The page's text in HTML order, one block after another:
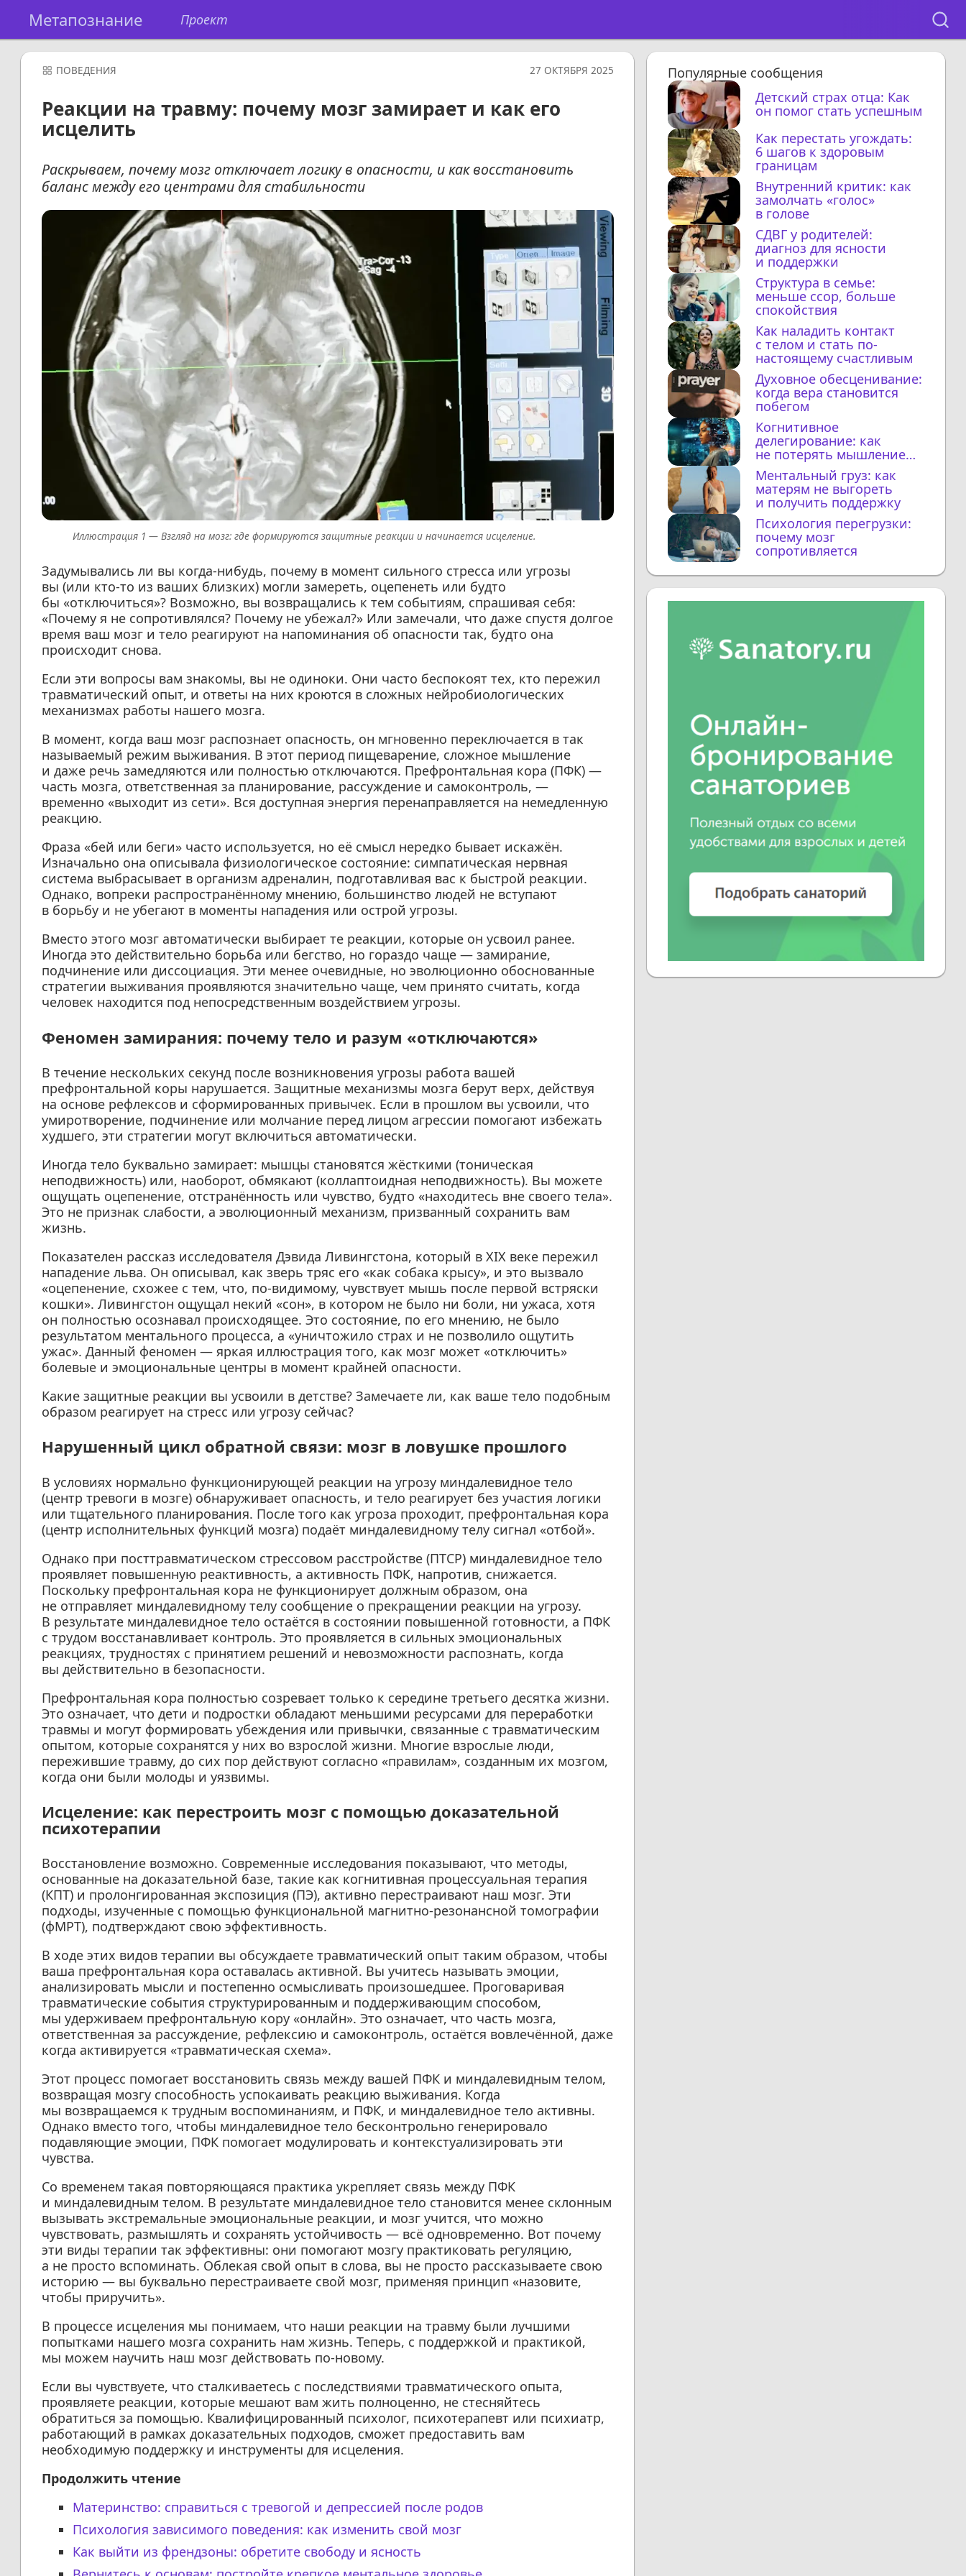
Метапознание Проект
ПОВЕДЕНИЯ 27 ОКТЯБРЯ 2025
Реакции на травму: почему мозг замирает и как его
исцелить
Раскрываем, почему мозг отключает логику в опасности, и как восстановить
баланс между его центрами для стабильности
Взгляд на мозг: где формируются защитные реакции и начинается исцеление.
Задумывались ли вы когда-нибудь, почему в момент сильного стресса или угрозы
вы (или кто-то из ваших близких) могли замереть, оцепенеть или будто
бы «отключиться»? Возможно, вы возвращались к тем событиям, спрашивая себя:
«Почему я не сопротивлялся? Почему не убежал?» Или замечали, что даже спустя долгое
время ваш мозг и тело реагируют на напоминания об опасности так, будто она
происходит снова.
Если эти вопросы вам знакомы, вы не одиноки. Они часто беспокоят тех, кто пережил
травматический опыт, и ответы на них кроются в сложных нейробиологических
механизмах работы нашего мозга.
В момент, когда ваш мозг распознает опасность, он мгновенно переключается в так
называемый режим выживания. В этот период пищеварение, сложное мышление
и даже речь замедляются или полностью отключаются. Префронтальная кора (ПФК) —
часть мозга, ответственная за планирование, рассуждение и самоконтроль, —
временно «выходит из сети». Вся доступная энергия перенаправляется на немедленную
реакцию.
Фраза «бей или беги» часто используется, но её смысл нередко бывает искажён.
Изначально она описывала физиологическое состояние: симпатическая нервная
система выбрасывает в организм адреналин, подготавливая вас к быстрой реакции.
Однако, вопреки распространённому мнению, большинство людей не вступают
в борьбу и не убегают в моменты нападения или острой угрозы.
Вместо этого мозг автоматически выбирает те реакции, которые он усвоил ранее.
Иногда это действительно борьба или бегство, но гораздо чаще — замирание,
подчинение или диссоциация. Эти менее очевидные, но эволюционно обоснованные
стратегии выживания проявляются значительно чаще, чем принято считать, когда
человек находится под непосредственным воздействием угрозы.
Феномен замирания: почему тело и разум «отключаются»
В течение нескольких секунд после возникновения угрозы работа вашей
префронтальной коры нарушается. Защитные механизмы мозга берут верх, действуя
на основе рефлексов и сформированных привычек. Если в прошлом вы усвоили, что
умиротворение, подчинение или молчание перед лицом агрессии помогают избежать
худшего, эти стратегии могут включиться автоматически.
Иногда тело буквально замирает: мышцы становятся жёсткими (тоническая
неподвижность) или, наоборот, обмякают (коллаптоидная неподвижность). Вы можете
ощущать оцепенение, отстранённость или чувство, будто «находитесь вне своего тела».
Это не признак слабости, а эволюционный механизм, призванный сохранить вам
жизнь.
Показателен рассказ исследователя Дэвида Ливингстона, который в XIX веке пережил
нападение льва. Он описывал, как зверь тряс его «как собака крысу», и это вызвало
«оцепенение, схожее с тем, что, по-видимому, чувствует мышь после первой встряски
кошки». Ливингстон ощущал некий «сон», в котором не было ни боли, ни ужаса, хотя
он полностью осознавал происходящее. Это состояние, по его мнению, не было
результатом ментального процесса, а «уничтожило страх и не позволило ощутить
ужас». Данный феномен — яркая иллюстрация того, как мозг может «отключить»
болевые и эмоциональные центры в момент крайней опасности.
Какие защитные реакции вы усвоили в детстве? Замечаете ли, как ваше тело подобным
образом реагирует на стресс или угрозу сейчас?
Нарушенный цикл обратной связи: мозг в ловушке прошлого
В условиях нормально функционирующей реакции на угрозу миндалевидное тело
(центр тревоги в мозге) обнаруживает опасность, и тело реагирует без участия логики
или тщательного планирования. После того как угроза проходит, префронтальная кора
(центр исполнительных функций мозга) подаёт миндалевидному телу сигнал «отбой».
Однако при посттравматическом стрессовом расстройстве (ПТСР) миндалевидное тело
проявляет повышенную реактивность, а активность ПФК, напротив, снижается.
Поскольку префронтальная кора не функционирует должным образом, она
не отправляет миндалевидному телу сообщение о прекращении реакции на угрозу.
В результате миндалевидное тело остаётся в состоянии повышенной готовности, а ПФК
с трудом восстанавливает контроль. Это проявляется в сильных эмоциональных
реакциях, трудностях с принятием решений и невозможности распознать, когда
вы действительно в безопасности.
Префронтальная кора полностью созревает только к середине третьего десятка жизни.
Это означает, что дети и подростки обладают меньшими ресурсами для переработки
травмы и могут формировать убеждения или привычки, связанные с травматическим
опытом, которые сохранятся у них во взрослой жизни. Многие взрослые люди,
пережившие травму, до сих пор действуют согласно «правилам», созданным их мозгом,
когда они были молоды и уязвимы.
Исцеление: как перестроить мозг с помощью доказательной
психотерапии
Восстановление возможно. Современные исследования показывают, что методы,
основанные на доказательной базе, такие как когнитивная процессуальная терапия
(КПТ) и пролонгированная экспозиция (ПЭ), активно перестраивают наш мозг. Эти
подходы, изученные с помощью функциональной магнитно-резонансной томографии
(фМРТ), подтверждают свою эффективность.
В ходе этих видов терапии вы обсуждаете травматический опыт таким образом, чтобы
ваша префронтальная кора оставалась активной. Вы учитесь называть эмоции,
анализировать мысли и постепенно осмысливать произошедшее. Проговаривая
травматические события структурированным и поддерживающим способом,
мы удерживаем префронтальную кору «онлайн». Это означает, что часть мозга,
ответственная за рассуждение, рефлексию и самоконтроль, остаётся вовлечённой, даже
когда активируется «травматическая схема».
Этот процесс помогает восстановить связь между вашей ПФК и миндалевидным телом,
возвращая мозгу способность успокаивать реакцию выживания. Когда
мы возвращаемся к трудным воспоминаниям, и ПФК, и миндалевидное тело активны.
Однако вместо того, чтобы миндалевидное тело бесконтрольно генерировало
подавляющие эмоции, ПФК помогает модулировать и контекстуализировать эти
чувства.
Со временем такая повторяющаяся практика укрепляет связь между ПФК
и миндалевидным телом. В результате миндалевидное тело становится менее склонным
вызывать экстремальные эмоциональные реакции, и мозг учится, что можно
чувствовать, размышлять и сохранять устойчивость — всё одновременно. Вот почему
эти виды терапии так эффективны: они помогают мозгу практиковать регуляцию,
а не просто вспоминать. Облекая свой опыт в слова, вы не просто рассказываете свою
историю — вы буквально перестраиваете свой мозг, применяя принцип «назовите,
чтобы приручить».
В процессе исцеления мы понимаем, что наши реакции на травму были лучшими
попытками нашего мозга сохранить нам жизнь. Теперь, с поддержкой и практикой,
мы можем научить наш мозг действовать по-новому.
Если вы чувствуете, что сталкиваетесь с последствиями травматического опыта,
проявляете реакции, которые мешают вам жить полноценно, не стесняйтесь
обратиться за помощью. Квалифицированный психолог, психотерапевт или психиатр,
работающий в рамках доказательных подходов, сможет предоставить вам
необходимую поддержку и инструменты для исцеления.
Продолжить чтение
Материнство: справиться с тревогой и депрессией после родов
Психология зависимого поведения: как изменить свой мозг
Как выйти из френдзоны: обретите свободу и ясность
Популярные сообщения
Детский страх отца: Как
он помог стать успешным
Как перестать угождать:
6 шагов к здоровым
границам
Внутренний критик: как
замолчать «голос»
в голове
СДВГ у родителей:
диагноз для ясности
и поддержки
Структура в семье:
меньше ссор, больше
спокойствия
Как наладить контакт
с телом и стать по-
настоящему счастливым
Духовное обесценивание:
когда вера становится
побегом
Когнитивное
делегирование: как
не потерять мышление
с ИИ
Ментальный груз: как
матерям не выгореть
и получить поддержку
Психология перегрузки:
почему мозг
сопротивляется